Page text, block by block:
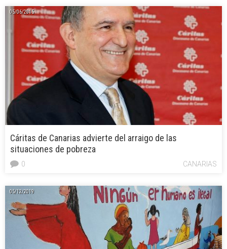
05/06/2015
Cáritas de Canarias advierte del arraigo de las
situaciones de pobreza
CANARIAS
0
05/12/2019